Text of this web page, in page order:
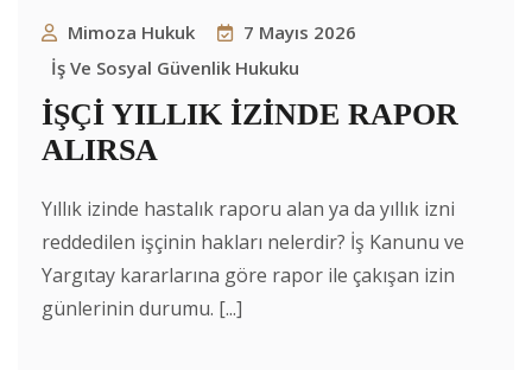
Mimoza Hukuk
7 Mayıs 2026
İş Ve Sosyal Güvenlik Hukuku
İŞÇİ YILLIK İZİNDE RAPOR
ALIRSA
Yıllık izinde hastalık raporu alan ya da yıllık izni
reddedilen işçinin hakları nelerdir? İş Kanunu ve
Yargıtay kararlarına göre rapor ile çakışan izin
günlerinin durumu. [...]